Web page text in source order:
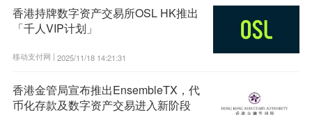
香港持牌数字资产交易所OSL HK推出
「千人VIP计划」
移动支付网 | 2025/11/18 14:21:31
香港金管局宣布推出EnsembleTX，代
币化存款及数字资产交易进入新阶段